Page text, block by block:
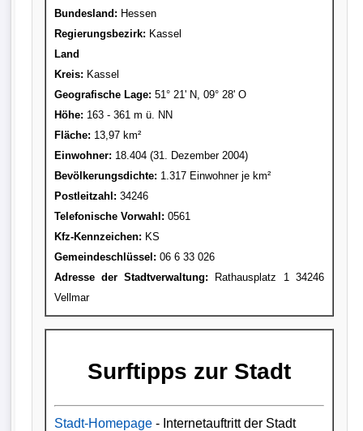
Bundesland: Hessen
Regierungsbezirk: Kassel
Land
Kreis: Kassel
Geografische Lage: 51° 21' N, 09° 28' O
Höhe: 163 - 361 m ü. NN
Fläche: 13,97 km²
Einwohner: 18.404 (31. Dezember 2004)
Bevölkerungsdichte: 1.317 Einwohner je km²
Postleitzahl: 34246
Telefonische Vorwahl: 0561
Kfz-Kennzeichen: KS
Gemeindeschlüssel: 06 6 33 026
Adresse der Stadtverwaltung: Rathausplatz 1 34246
Vellmar
Surftipps zur Stadt
Stadt-Homepage- Internetauftritt der Stadt